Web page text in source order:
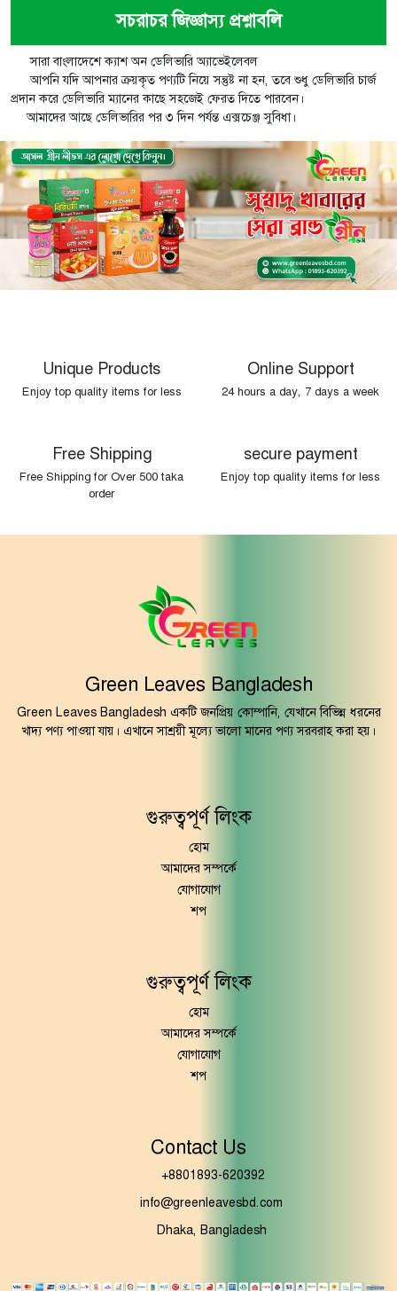
সচরাচর জিজ্ঞাস্য প্রশ্নাবলি
সারা বাংলাদেশে ক্যাশ অন ডেলিভারি অ্যাভেইলেবল
আপনি যদি আপনার ক্রয়কৃত পণ্যটি নিয়ে সন্তুষ্ট না হন, তবে শুধু ডেলিভারি চার্জ
প্রদান করে ডেলিভারি ম্যানের কাছে সহজেই ফেরত দিতে পারবেন।
আমাদের আছে ডেলিভারির পর ৩ দিন পর্যন্ত এক্সচেঞ্জ সুবিধা।
Unique Products
Enjoy top quality items for less
Online Support
24 hours a day, 7 days a week
Free Shipping
Free Shipping for Over 500 taka
order
secure payment
Enjoy top quality items for less
Green Leaves Bangladesh
Green Leaves Bangladesh একটি জনপ্রিয় কোম্পানি, যেখানে বিভিন্ন ধরনের
খাদ্য পণ্য পাওয়া যায়। এখানে সাশ্রয়ী মূল্যে ভালো মানের পণ্য সরবরাহ করা হয়।
গুরুত্বপূর্ণ লিংক
হোম
আমাদের সম্পর্কে
যোগাযোগ
শপ
গুরুত্বপূর্ণ লিংক
হোম
আমাদের সম্পর্কে
যোগাযোগ
শপ
Contact Us
+8801893-620392
info@greenleavesbd.com
Dhaka, Bangladesh